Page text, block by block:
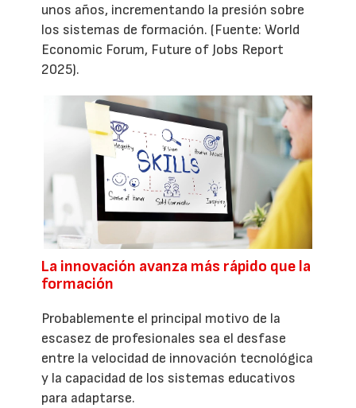
unos años, incrementando la presión sobre
los sistemas de formación. (Fuente: World
Economic Forum, Future of Jobs Report
2025).
La innovación avanza más rápido que la
formación
Probablemente el principal motivo de la
escasez de profesionales sea el desfase
entre la velocidad de innovación tecnológica
y la capacidad de los sistemas educativos
para adaptarse.